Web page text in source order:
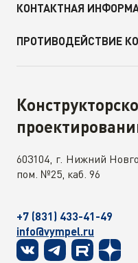
КОНТАКТНАЯ
ПРОТИВОДЕЙСТВИЕ
603104, г. Нижний
пом. №25, каб. 96
+7 (831) 433-41-49
info@vympel.ru